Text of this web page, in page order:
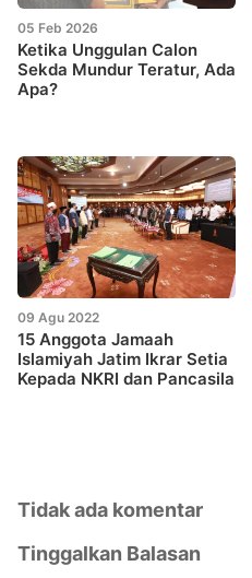
05 Feb 2026
Ketika Unggulan Calon
Sekda Mundur Teratur, Ada
Apa?
09 Agu 2022
15 Anggota Jamaah
Islamiyah Jatim Ikrar Setia
Kepada NKRI dan Pancasila
Tidak ada komentar
Tinggalkan Balasan